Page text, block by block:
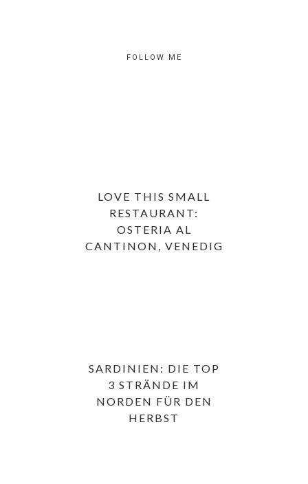
FOLLOW ME
LOVE THIS SMALL
RESTAURANT:
OSTERIA AL
CANTINON, VENEDIG
SARDINIEN: DIE TOP
3 STRÄNDE IM
NORDEN FÜR DEN
HERBST